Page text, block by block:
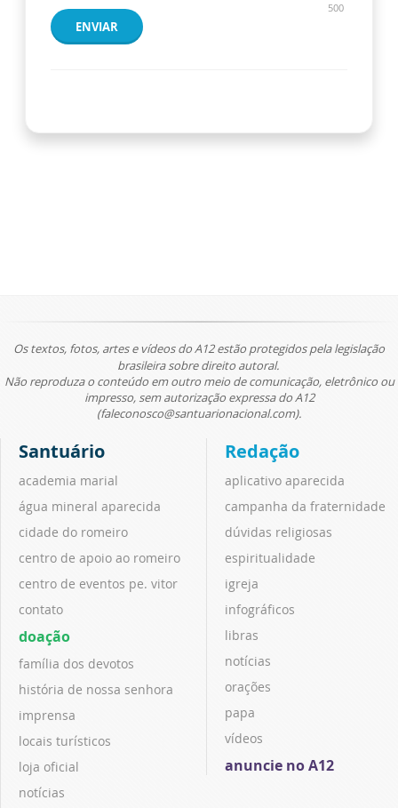
500
ENVIAR
Os textos, fotos, artes e vídeos do A12 estão protegidos pela legislação
brasileira sobre direito autoral.
Não reproduza o conteúdo em outro meio de comunicação, eletrônico ou
impresso, sem autorização expressa do A12
(faleconosco@santuarionacional.com).
Santuário
academia marial
água mineral aparecida
cidade do romeiro
centro de apoio ao romeiro
centro de eventos pe. vitor
contato
doação
família dos devotos
história de nossa senhora
imprensa
locais turísticos
loja oficial
notícias
Redação
aplicativo aparecida
campanha da fraternidade
dúvidas religiosas
espiritualidade
igreja
infográficos
libras
notícias
orações
papa
vídeos
anuncie no A12